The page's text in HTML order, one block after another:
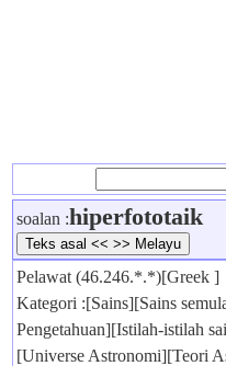
soalan :hiperfototaik
Pelawat (46.246.*.*)[Greek ]
Kategori :[Sains][Sains
Pengetahuan][Istilah-istilah
[Universe Astronomi][Teori